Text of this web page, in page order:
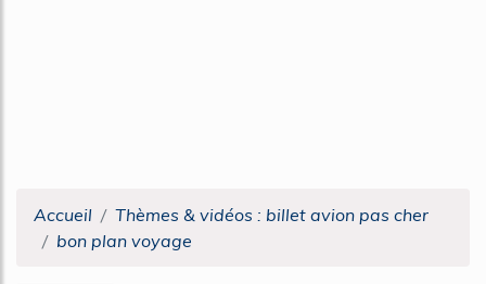
Accueil
Thèmes & vidéos : billet avion pas cher
bon plan voyage